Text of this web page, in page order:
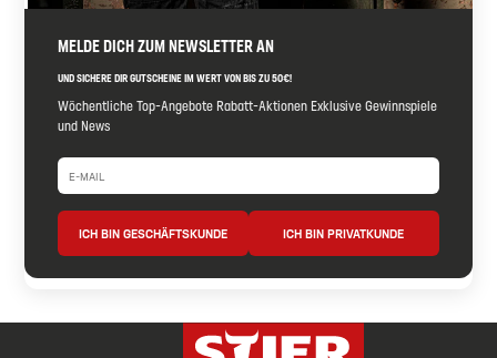
MELDE DICH ZUM NEWSLETTER AN
UND SICHERE DIR GUTSCHEINE IM WERT VON BIS ZU 50€!
Wöchentliche Top-Angebote Rabatt-Aktionen Exklusive Gewinnspiele
und News
ICH BIN GESCHÄFTSKUNDE ICH BIN PRIVATKUNDE